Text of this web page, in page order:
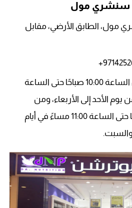
سنشري مول
مول، الطابق الأرضي، مقابل
: من الساعة 10:00 صباحًا حتى الساعة
من يوم الأحد إلى الأربعاء، ومن
الساعة 10:00 صباحًا حتى الساعة 11:00 مساءً في أيام